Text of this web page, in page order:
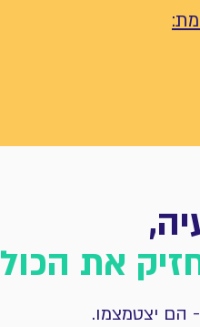
את הכול
הם יצטמצמו.